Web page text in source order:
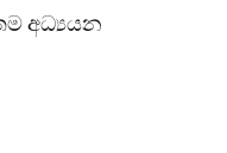
අධ්‍යයන